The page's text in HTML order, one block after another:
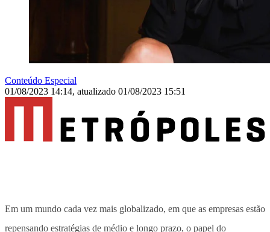
Conteúdo Especial
01/08/2023 14:14, atualizado 01/08/2023 15:51
Em um mundo cada vez mais globalizado, em que as empresas estão
repensando estratégias de médio e longo prazo, o papel do